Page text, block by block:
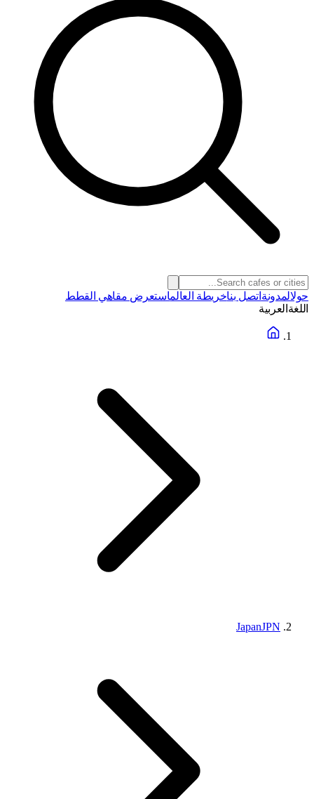
حولالمدونة اتصل بناخريطة العالماستعرض مقاهي القطط
اللغة العربية
JapanJPN